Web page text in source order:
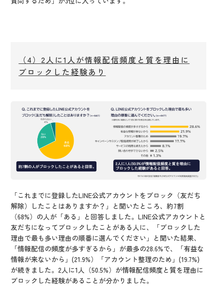
（4）2人に1人が情報配信頻度と質を理由に
ブロックした経験あり
「これまでに登録したLINE公式アカウントをブロック（友だち
解除）したことはありますか？」と聞いたところ、約7割
（68%）の人が「ある」と回答しました。LINE公式アカウントと
友だちになってブロックしたことがある人に、「ブロックした
理由で最も多い理由の順番に選んでください」と聞いた結果、
「情報配信の頻度が多すぎるから」が最多の28.6%で、「有益な
情報が来ないから」(21.9%）「アカウント整理のため」(19.7%)
が続きました。2人に1人（50.5%）が情報配信頻度と質を理由に
ブロックした経験があることが分かりました。